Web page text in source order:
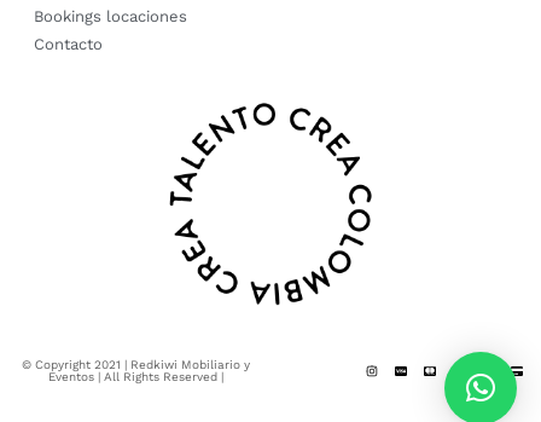
Bookings locaciones
Contacto
© Copyright 2021 | Redkiwi Mobiliario y
Eventos | All Rights Reserved |